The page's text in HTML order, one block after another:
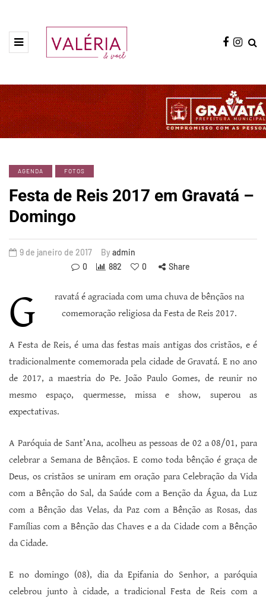
AGENDA FOTOS
Festa de Reis 2017 em Gravatá –
Domingo
9 de janeiro de 2017 By admin
0
882 0 Share
G
ravatá é agraciada com uma chuva de bênçãos na
comemoração religiosa da Festa de Reis 2017.
A Festa de Reis, é uma das festas mais antigas dos cristãos, e é
tradicionalmente comemorada pela cidade de Gravatá. E no ano
de 2017, a maestria do Pe. João Paulo Gomes, de reunir no
mesmo espaço, quermesse, missa e show, superou as
expectativas.
A Paróquia de Sant’Ana, acolheu as pessoas de 02 a 08/01, para
celebrar a Semana de Bênçãos. E como toda bênção é graça de
Deus, os cristãos se uniram em oração para Celebração da Vida
com a Bênção do Sal, da Saúde com a Benção da Água, da Luz
com a Bênção das Velas, da Paz com a Bênção as Rosas, das
Famílias com a Bênção das Chaves e a da Cidade com a Bênção
da Cidade.
E no domingo (08), dia da Epifania do Senhor, a paróquia
celebrou junto à cidade, a tradicional Festa de Reis com a